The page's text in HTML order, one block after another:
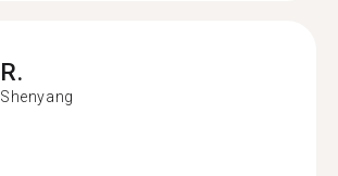
R.
Shenyang